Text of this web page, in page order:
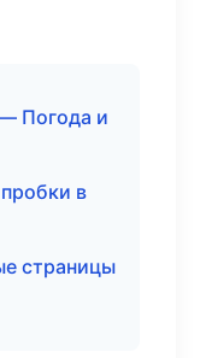
Погода и
в
страницы